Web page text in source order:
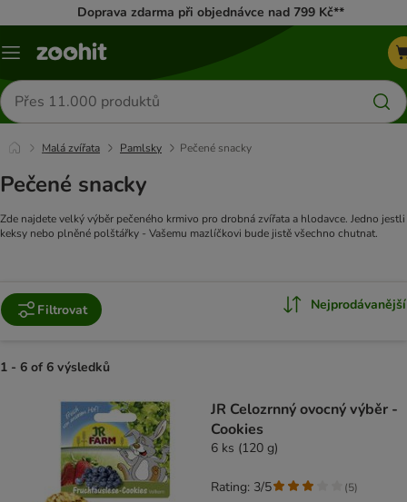
Doprava zdarma při objednávce nad 799 Kč**
Menu
Hledat
produkty
Malá zvířata Pamlsky Pečené snacky
Pečené snacky
Zde najdete velký výběr pečeného krmivo pro drobná zvířata a hlodavce. Jedno jestli
keksy nebo plněné polštářky - Vašemu mazlíčkovi bude jistě všechno chutnat.
Filtrovat Nejprodávanější
1 - 6 of 6 výsledků
JR Celozrnný ovocný výběr -
Cookies
6 ks (120 g)
Rating: 3/5 (5)